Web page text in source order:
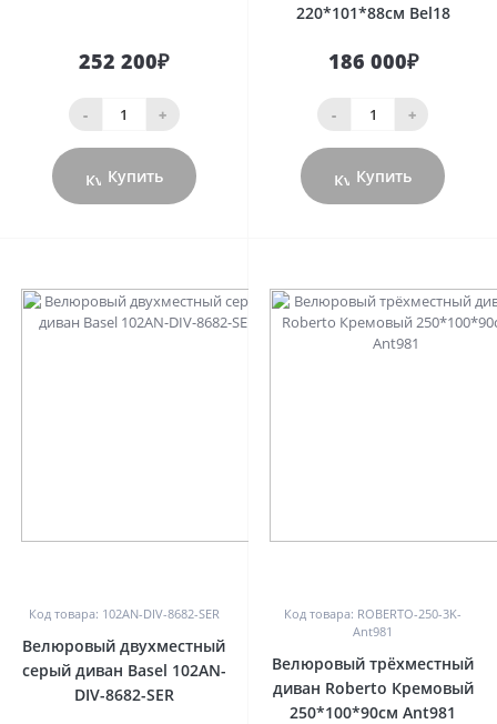
252 200₽
- +
Купить
220*101*88см Bel18
186 000₽
- +
Купить
Код товара: 102AN-DIV-8682-SER
Велюровый двухместный
серый диван Basel 102AN-
DIV-8682-SER
Код товара: ROBERTO-250-3K-
Ant981
Велюровый трёхместный
диван Roberto Кремовый
250*100*90см Ant981